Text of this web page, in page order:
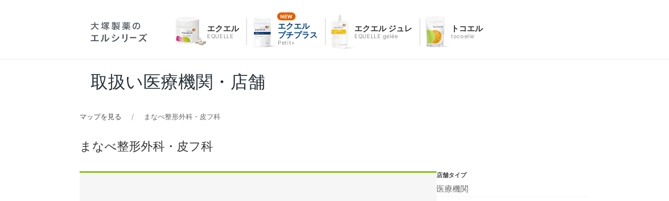
エクエル
EQUELLE
エクエル
プチプラス
Petit+
エクエル ジュレ
EQUELLE gelée
トコエル
tocoelle
取扱い医療機関・店舗
マップを見る まなべ整形外科・皮フ科
まなべ整形外科・皮フ科
店舗タイプ
医療機関